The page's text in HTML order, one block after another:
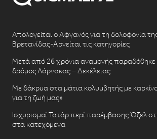
Απολογείται ο Αφγανός για τη δολοφονία
Βρετανίδας-Αρνείται τις κατηγορίες
Μετά από 26 χρόνια αναμονής παραδόθηκε
δρόμος Λάρνακας – Δεκέλειας
Με δάκρυα στα μάτια κολυμβητής με
για τη ζωή μας»
Ισχυρισμοί Τατάρ περί παρέμβασης Όζελ
στα κατεχόμενα